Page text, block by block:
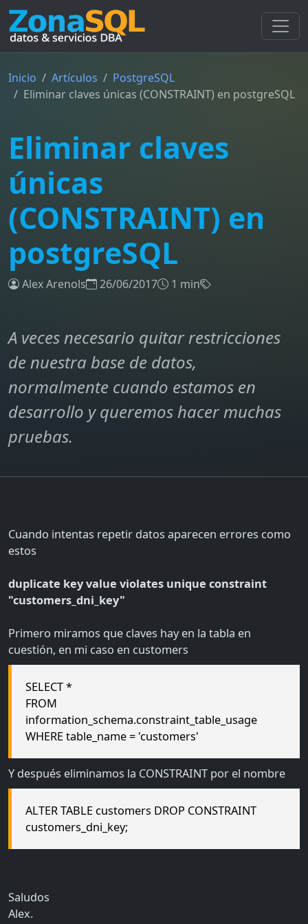
Inicio Artículos
PostgreSQL
Eliminar claves únicas (CONSTRAINT) en postgreSQL
Eliminar claves
únicas
(CONSTRAINT) en
postgreSQL
Alex Arenols 26/06/2017 1 min
A veces necesario quitar restricciones
de nuestra base de datos,
normalmente cuando estamos en
desarrollo y queremos hacer muchas
pruebas.
Cuando intentas repetir datos aparecen errores como
estos
duplicate key value violates unique constraint
"customers_dni_key"
Primero miramos que claves hay en la tabla en
cuestión, en mi caso en customers
SELECT *
FROM
information_schema.constraint_table_usage
WHERE table_name = 'customers'
Y después eliminamos la CONSTRAINT por el nombre
ALTER TABLE customers DROP CONSTRAINT
customers_dni_key;
Saludos
Alex.